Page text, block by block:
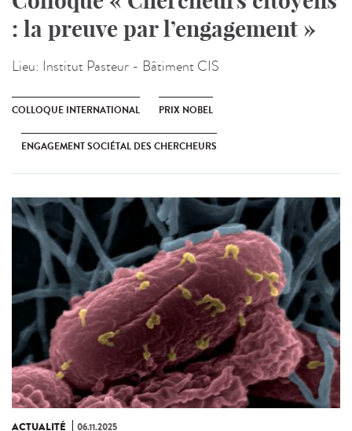
: la preuve par l’engagement »
Lieu: Institut Pasteur - Bâtiment CIS
COLLOQUE INTERNATIONAL PRIX NOBEL
ENGAGEMENT SOCIÉTAL DES CHERCHEURS
ACTUALITÉ 06.11.2025